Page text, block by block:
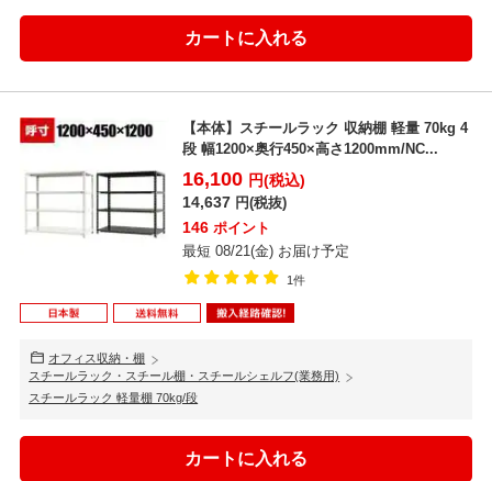
【本体】スチールラック 収納棚 軽量 70kg 4
段 幅1200×奥行450×高さ1200mm/NC...
16,100 円(税込)
14,637 円(税抜)
146 ポイント
最短 08/21(金) お届け予定
1件
オフィス収納・棚
スチールラック・スチール棚・スチールシェルフ(業務用)
スチールラック 軽量棚 70kg/段